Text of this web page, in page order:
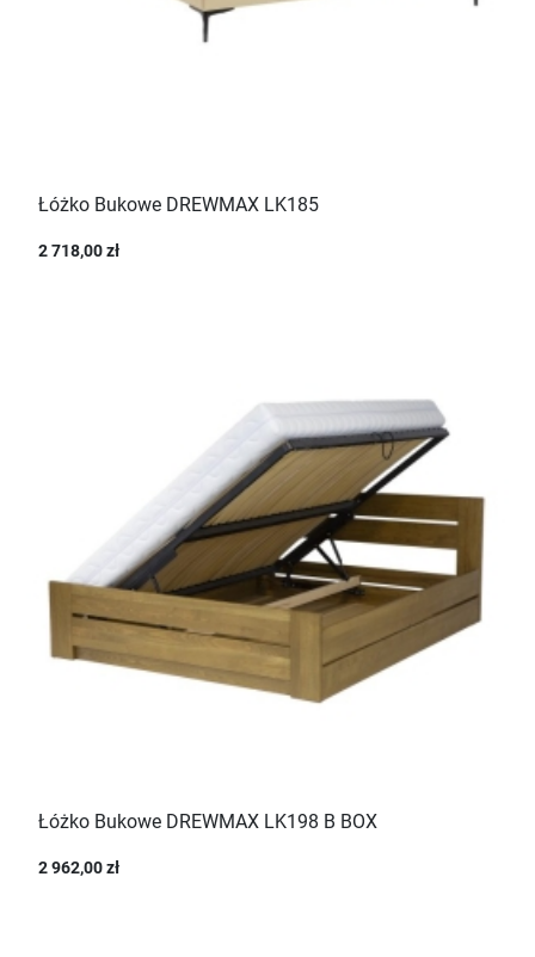
Łóżko Bukowe DREWMAX LK185
2 718,00 zł
Łóżko Bukowe DREWMAX LK198 B BOX
2 962,00 zł